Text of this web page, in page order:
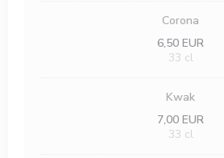
Corona
6,50 EUR
33 cl
Kwak
7,00 EUR
33 cl